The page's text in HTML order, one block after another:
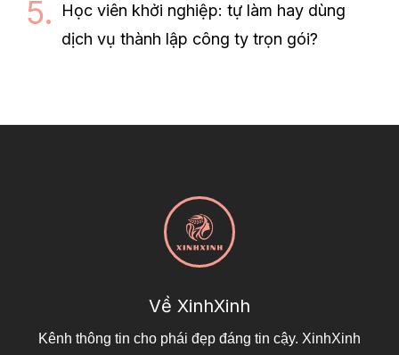
Học viên khởi nghiệp: tự làm hay dùng
dịch vụ thành lập công ty trọn gói?
Về XinhXinh
Kênh thông tin cho phái đẹp đáng tin cậy. XinhXinh